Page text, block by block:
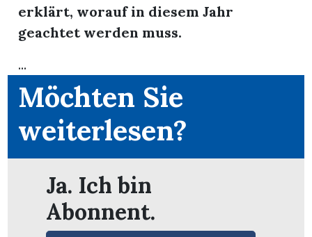
erklärt, worauf in diesem Jahr
geachtet werden muss.
...
Möchten Sie
weiterlesen?
Ja. Ich bin
Abonnent.